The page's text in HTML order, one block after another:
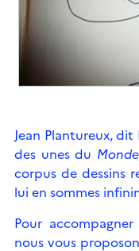
Jean Plantureux,
des unes du
corpus de dessins
lui en sommes
Pour
nous vous